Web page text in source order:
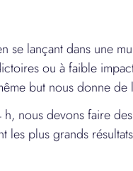
se lançant dans une
ou à faible
but nous donne de
nous devons faire
les plus grands